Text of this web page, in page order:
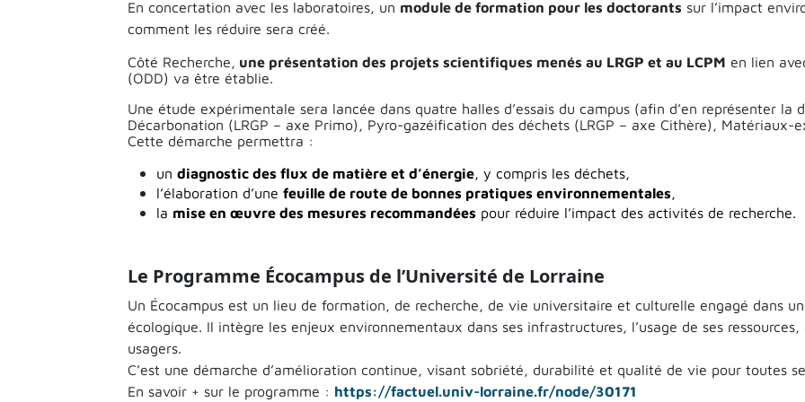
En concertation avec les laboratoires, un module de formation pour les doctorants sur l’impact
comment les réduire sera créé.
Côté Recherche, une présentation des projets scientifiques menés au LRGP et au LCPM en lien
(ODD) va être établie.
Une étude expérimentale sera lancée dans quatre halles d’essais du campus (afin d’en représenter
Décarbonation (LRGP – axe Primo), Pyro-gazéification des déchets (LRGP – axe Cithère), Matériaux-
Cette démarche permettra :
undiagnostic des flux de matière et d’énergie, y compris les déchets,
l’élaboration d’unefeuille de route de bonnes pratiques environnementales,
la mise en œuvre des mesures recommandées pour réduire l’impact des activités de recherche.
Le Programme Écocampus de l’Université de Lorraine
Un Écocampus est un lieu de formation, de recherche, de vie universitaire et culturelle engagé dans
écologique. Il intègre les enjeux environnementaux dans ses infrastructures, l’usage de ses
usagers.
C’est une démarche d’amélioration continue, visant sobriété, durabilité et qualité de vie pour toutes
En savoir + sur le programme : https://factuel.univ-lorraine.fr/node/30171